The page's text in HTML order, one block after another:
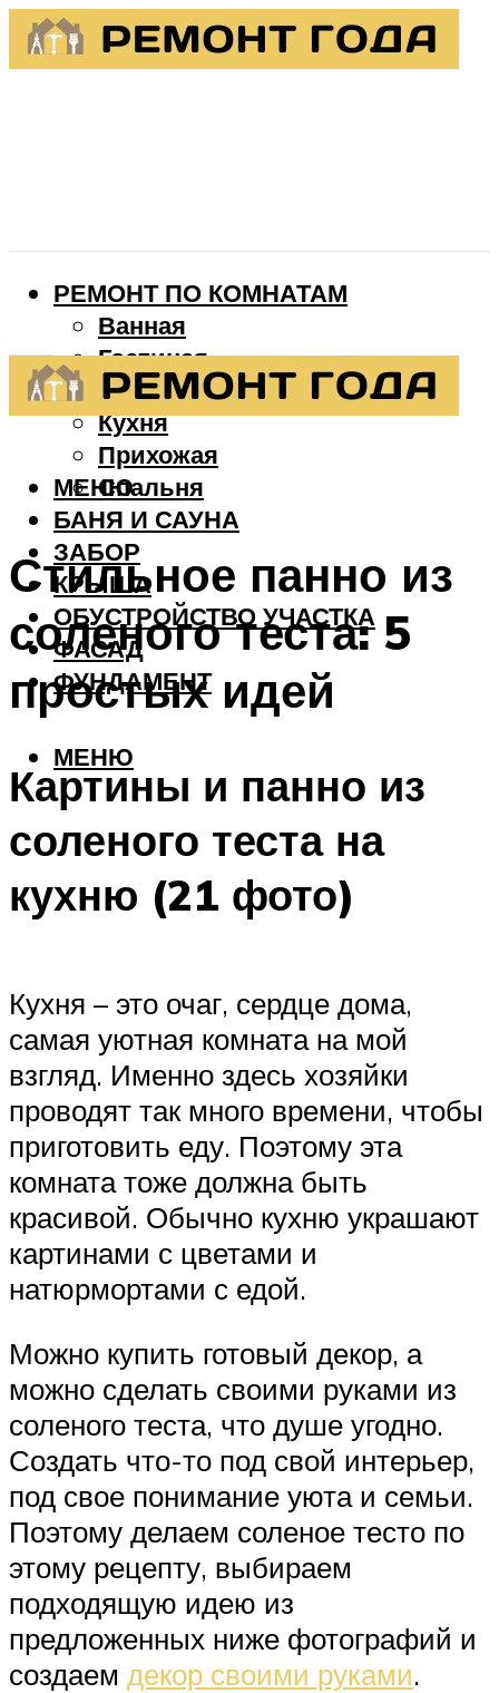
РЕМОНТ ПО КОМНАТАМ
Ванная
Гостиная
Детская
Кухня
Прихожая
Спальня
БАНЯ И САУНА
ЗАБОР
КРЫША
ОБУСТРОЙСТВО УЧАСТКА
ФАСАД
ФУНДАМЕНТ
МЕНЮ
МЕНЮ
Стильное панно из
соленого теста: 5
простых идей
Картины и панно из
соленого теста на
кухню (21 фото)
Кухня – это очаг, сердце дома,
самая уютная комната на мой
взгляд. Именно здесь хозяйки
проводят так много времени, чтобы
приготовить еду. Поэтому эта
комната тоже должна быть
красивой. Обычно кухню украшают
картинами с цветами и
натюрмортами с едой.
Можно купить готовый декор, а
можно сделать своими руками из
соленого теста, что душе угодно.
Создать что-то под свой интерьер,
под свое понимание уюта и семьи.
Поэтому делаем соленое тесто по
этому рецепту, выбираем
подходящую идею из
предложенных ниже фотографий и
создаем декор своими руками.